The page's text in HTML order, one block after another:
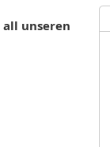
unseren